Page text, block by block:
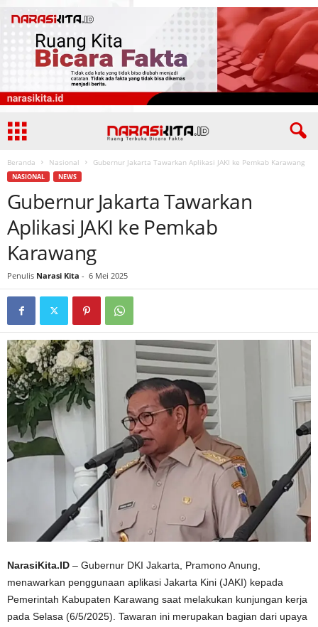
Beranda Nasional Gubernur Jakarta Tawarkan Aplikasi JAKI ke Pemkab Karawang
NASIONAL NEWS
Gubernur Jakarta Tawarkan
Aplikasi JAKI ke Pemkab
Karawang
Penulis Narasi Kita - 6 Mei 2025
NarasiKita.ID – Gubernur DKI Jakarta, Pramono Anung,
menawarkan penggunaan aplikasi Jakarta Kini (JAKI) kepada
Pemerintah Kabupaten Karawang saat melakukan kunjungan kerja
pada Selasa (6/5/2025). Tawaran ini merupakan bagian dari upaya